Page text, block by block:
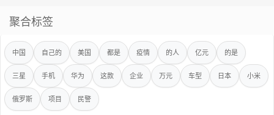
聚合标签
中国 自己的 美国 都是 疫情 的人 亿元 的是
三星 手机 华为 这款 企业 万元 车型 日本 小米
俄罗斯 项目 民警